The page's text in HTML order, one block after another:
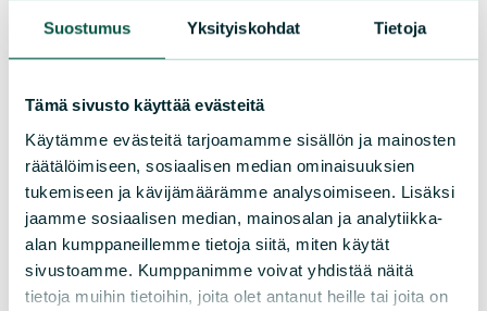
Suostumus Yksityiskohdat Tietoja
Tämä sivusto käyttää evästeitä
Käytämme evästeitä tarjoamamme sisällön ja mainosten
räätälöimiseen, sosiaalisen median ominaisuuksien
tukemiseen ja kävijämäärämme analysoimiseen. Lisäksi
jaamme sosiaalisen median, mainosalan ja analytiikka-
alan kumppaneillemme tietoja siitä, miten käytät
sivustoamme. Kumppanimme voivat yhdistää näitä
tietoja muihin tietoihin, joita olet antanut heille tai joita on